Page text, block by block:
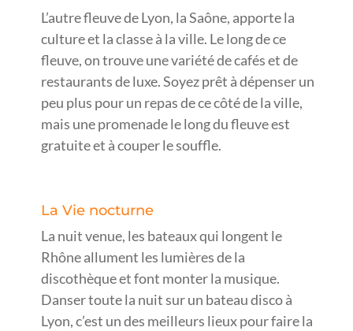
L’autre fleuve de Lyon, la Saône, apporte la
culture et la classe à la ville. Le long de ce
fleuve, on trouve une variété de cafés et de
restaurants de luxe. Soyez prêt à dépenser un
peu plus pour un repas de ce côté de la ville,
mais une promenade le long du fleuve est
gratuite et à couper le souffle.
La Vie nocturne
La nuit venue, les bateaux qui longent le
Rhône allument les lumières de la
discothèque et font monter la musique.
Danser toute la nuit sur un bateau disco à
Lyon, c’est un des meilleurs lieux pour faire la